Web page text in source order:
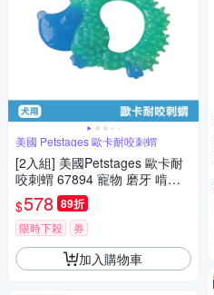
美國 Petstages 歐卡耐咬刺蝟
[2入組] 美國Petstages 歐卡耐
咬刺蝟 67894 寵物 磨牙 啃咬
狗玩具 寵物玩具
$578 89折
限時下殺 券
加入購物車